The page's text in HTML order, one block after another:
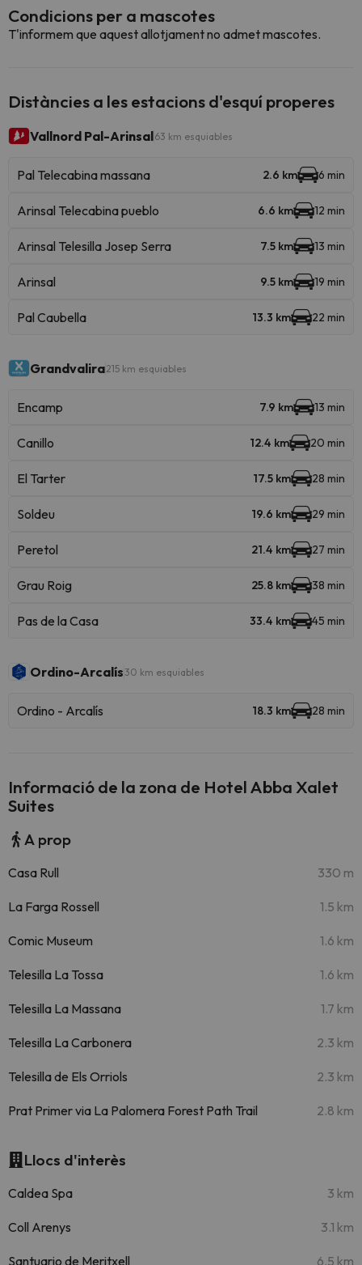
Condicions per a mascotes
T'informem que aquest allotjament no admet mascotes.
Distàncies a les estacions d'esquí properes
Vallnord Pal-Arinsal63 km esquiables
Pal Telecabina massana 2.6 km 6 min
Arinsal Telecabina pueblo 6.6 km 12 min
Arinsal Telesilla Josep Serra 7.5 km 13 min
Arinsal 9.5 km 19 min
Pal Caubella 13.3 km 22 min
Grandvalira215 km esquiables
Encamp 7.9 km 13 min
Canillo 12.4 km 20 min
El Tarter 17.5 km 28 min
Soldeu 19.6 km 29 min
Peretol 21.4 km 27 min
Grau Roig 25.8 km 38 min
Pas de la Casa 33.4 km 45 min
Ordino-Arcalís 30 km esquiables
Ordino - Arcalís 18.3 km 28 min
Informació de la zona de Hotel Abba Xalet
Suites
A prop
Casa Rull 330 m
La Farga Rossell 1.5 km
Comic Museum 1.6 km
Telesilla La Tossa 1.6 km
Telesilla La Massana 1.7 km
Telesilla La Carbonera 2.3 km
Telesilla de Els Orriols 2.3 km
Prat Primer via La Palomera Forest Path Trail 2.8 km
Llocs d'interès
Caldea Spa 3 km
Coll Arenys 3.1 km
Santuario de Meritxell 6.5 km